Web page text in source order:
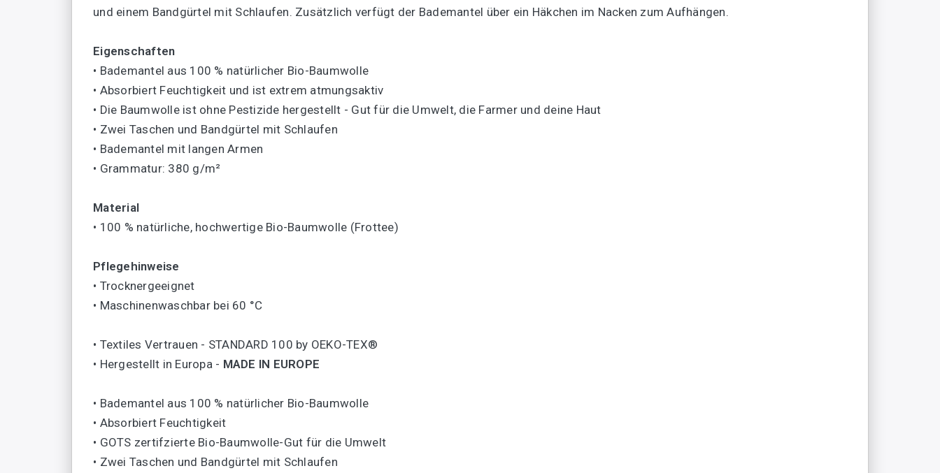
und einem Bandgürtel mit Schlaufen. Zusätzlich verfügt der Bademantel über ein Häkchen im Nacken zum Aufhängen.
Eigenschaften
• Bademantel aus 100 % natürlicher Bio-Baumwolle
• Absorbiert Feuchtigkeit und ist extrem atmungsaktiv
• Die Baumwolle ist ohne Pestizide hergestellt - Gut für die Umwelt, die Farmer und deine Haut
• Zwei Taschen und Bandgürtel mit Schlaufen
• Bademantel mit langen Armen
• Grammatur: 380 g/m²
Material
• 100 % natürliche, hochwertige Bio-Baumwolle (Frottee)
Pflegehinweise
• Trocknergeeignet
• Maschinenwaschbar bei 60 °C
• Textiles Vertrauen - STANDARD 100 by OEKO-TEX®
• Hergestellt in Europa - MADE IN EUROPE
• Bademantel aus 100 % natürlicher Bio-Baumwolle
• Absorbiert Feuchtigkeit
• GOTS zertifzierte Bio-Baumwolle-Gut für die Umwelt
• Zwei Taschen und Bandgürtel mit Schlaufen